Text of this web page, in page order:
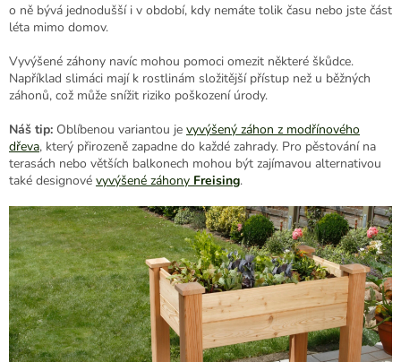
o ně bývá jednodušší i v období, kdy nemáte tolik času nebo jste část
léta mimo domov.
Vyvýšené záhony navíc mohou pomoci omezit některé škůdce.
Například slimáci mají k rostlinám složitější přístup než u běžných
záhonů, což může snížit riziko poškození úrody.
Náš tip: Oblíbenou variantou je vyvýšený záhon z modřínového
dřeva, který přirozeně zapadne do každé zahrady. Pro pěstování na
terasách nebo větších balkonech mohou být zajímavou alternativou
také designové vyvýšené záhony Freising.